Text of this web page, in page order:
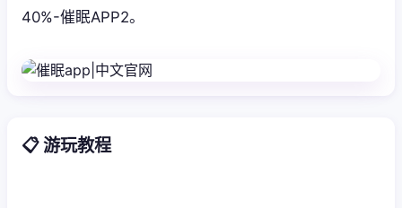
40%-催眠APP2。
📋 游玩教程